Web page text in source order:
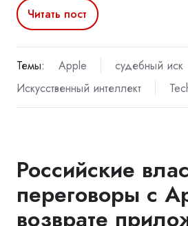
Читать пост
Темы: Apple
судебный иск
Искусственный интеллект
Российские
переговоры с
возврате